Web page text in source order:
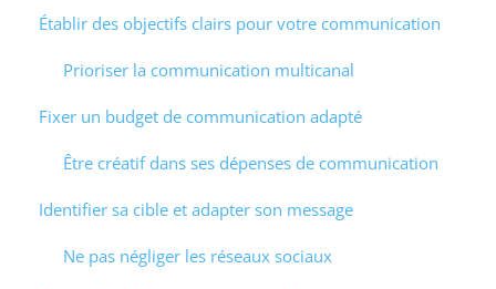
Établir des objectifs clairs pour votre communication
Prioriser la communication multicanal
Fixer un budget de communication adapté
Être créatif dans ses dépenses de communication
Identifier sa cible et adapter son message
Ne pas négliger les réseaux sociaux